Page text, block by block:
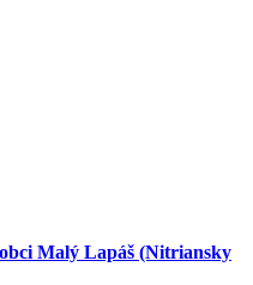
Malý Lapáš (Nitriansky